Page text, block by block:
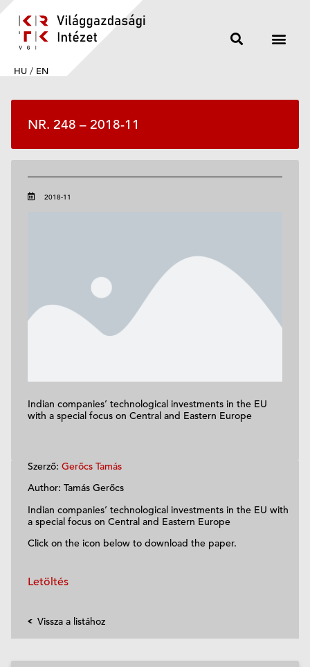
HU / EN
NR. 248 – 2018-11
2018-11
Indian companies’ technological investments in the EU
with a special focus on Central and Eastern Europe
Szerző: Gerőcs Tamás
Author: Tamás Gerőcs
Indian companies’ technological investments in the EU with
a special focus on Central and Eastern Europe
Click on the icon below to download the paper.
Letöltés
Vissza a listához